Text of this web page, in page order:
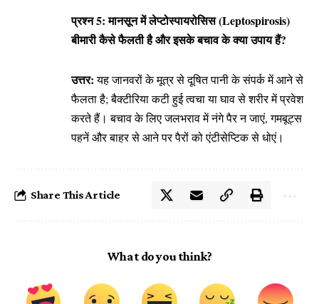
प्रश्न 5: मानसून में लेप्टोस्पायरोसिस (Leptospirosis)
बीमारी कैसे फैलती है और इसके बचाव के क्या उपाय हैं?
उत्तर:यह जानवरों के मूत्र से दूषित पानी के संपर्क में आने से
फैलता है; बैक्टीरिया कटी हुई त्वचा या घाव से शरीर में प्रवेश
करते हैं। बचाव के लिए जलभराव में नंगे पैर न जाएं, गमबूट्स
पहनें और बाहर से आने पर पैरों को एंटीसेप्टिक से धोएं।
Share This Article
What do you think?